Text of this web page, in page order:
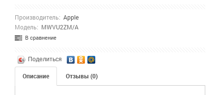
Производитель: Apple
Модель: MWVU2ZM/A
В сравнение
Поделиться
Описание Отзывы (0)